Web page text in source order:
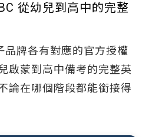
從幼兒到高中的完整
品牌各有對應的官方授權
啟蒙到高中備考的完整英
論在哪個階段都能銜接得